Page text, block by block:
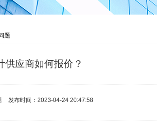
题
供应商如何报价？
发布时间：2023-04-24 20:47:58